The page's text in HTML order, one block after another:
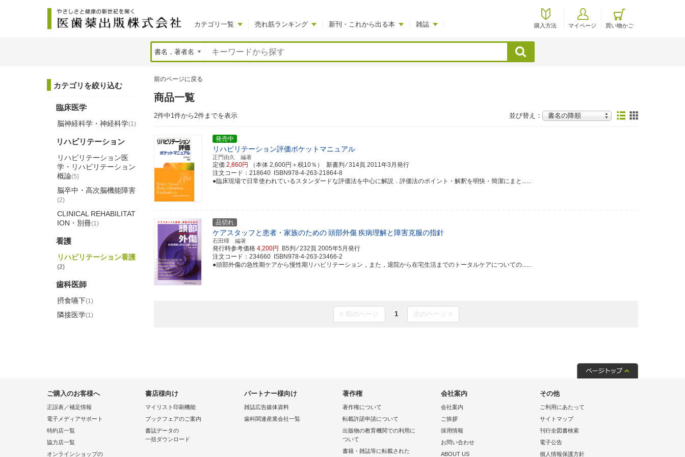
カテゴリ一覧 売れ筋ランキング 新刊・これから出る本 雑誌 購入方法 マイページ 買い物かご
検索
前のページに戻る
商品一覧
2件中1件から2件までを表示 並び替え：
発売中
リハビリテーション評価ポケットマニュアル
正門由久 編著
定価 2,860円 （本体 2,600円＋税10％） 新書判 ⁄ 314頁 2011年3月発行
注文コード：218640 ISBN978-4-263-21864-8
●臨床現場で日常使われているスタンダードな評価法を中心に解説．評価法のポイント・解釈を明快・簡潔にまと......
品切れ
ケアスタッフと患者・家族のための頭部外傷疾病理解と障害克服の指針
石田暉 編著
発行時参考価格 4,200円 B5判 ⁄ 232頁 2005年5月発行
注文コード：234660 ISBN978-4-263-23466-2
●頭部外傷の急性期ケアから慢性期リハビリテーション，また，退院から在宅生活までのトータルケアについての......
< 前のページ 1 次のページ >
カテゴリを絞り込む
臨床医学
脳神経科学・神経科学(1)
リハビリテーション
リハビリテーション医
学・リハビリテーション
概論(5)
脳卒中・高次脳機能障害
(2)
CLINICAL REHABILITAT
ION・別冊(1)
看護
リハビリテーション看護
(2)
歯科医師
摂食嚥下(1)
隣接医学(1)
ご購入のお客様へ
正誤表／補足情報
電子メディアサポート
特約店一覧
協力店一覧
オンラインショップの
書店様向け
マイリスト印刷機能
ブックフェアのご案内
書誌データの
一括ダウンロード
パートナー様向け
雑誌広告媒体資料
歯科関連産業会社一覧
著作権
著作権について
転載許諾申請について
出版物の教育機関での利用に
ついて
書籍・雑誌等に転載された
会社案内
会社案内
ご挨拶
採用情報
お問い合わせ
ABOUT US
その他
ご利用にあたって
サイトマップ
刊行全図書検索
電子公告
個人情報保護方針